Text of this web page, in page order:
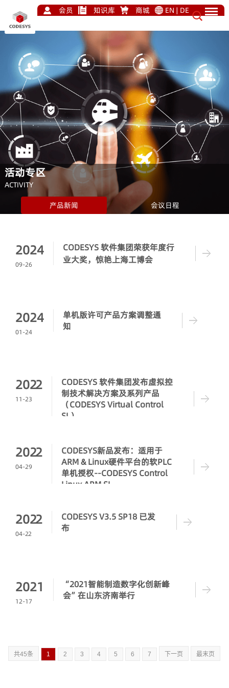
会员 知识库 商城 EN | DE
活动专区
ACTIVITY
产品新闻
会议日程
2024
09-26
CODESYS 软件集团荣获年度行
业大奖，惊艳上海工博会
2024
01-24
单机版许可产品方案调整通
知
2022
11-23
CODESYS 软件集团发布虚拟控
制技术解决方案及系列产品
（CODESYS Virtual Control
SL）
2022
04-29
CODESYS新品发布：适用于
ARM & Linux硬件平台的软PLC
单机授权--CODESYS Control
Linux ARM SL
2022
04-22
CODESYS V3.5 SP18 已发
布
2021
12-17
“2021智能制造数字化创新峰
会”在山东济南举行
共45条 1 2 3 4 5 6 7 下一页 最末页